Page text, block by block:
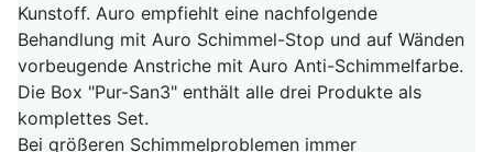
Kunstoff. Auro empfiehlt eine nachfolgende
Behandlung mit Auro Schimmel-Stop und auf Wänden
vorbeugende Anstriche mit Auro Anti-Schimmelfarbe.
Die Box "Pur-San3" enthält alle drei Produkte als
komplettes Set.
Bei größeren Schimmelproblemen immer